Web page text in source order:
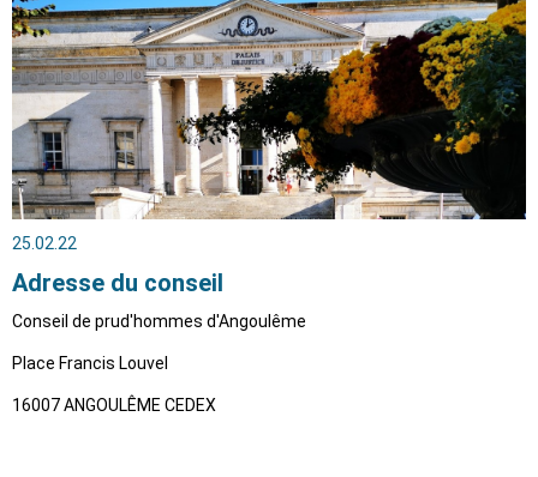
25.02.22
Adresse du conseil
Conseil de prud'hommes d'Angoulême
Place Francis Louvel
16007 ANGOULÊME CEDEX